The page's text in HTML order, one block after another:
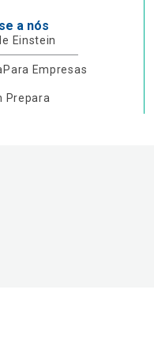
a nós
Einstein
Para Empresas
Prepara